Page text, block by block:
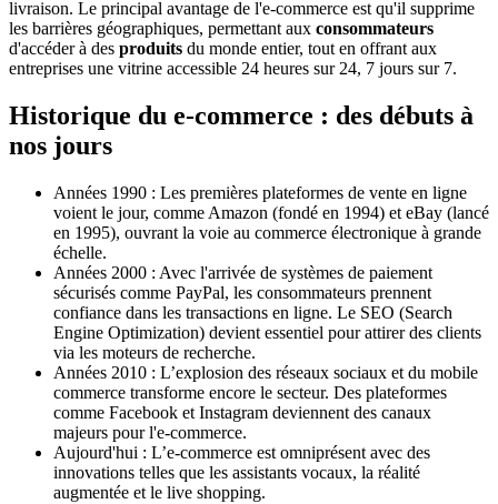
livraison. Le principal avantage de l'e-commerce est qu'il supprime
les barrières géographiques, permettant aux consommateurs
d'accéder à des produits du monde entier, tout en offrant aux
entreprises une vitrine accessible 24 heures sur 24, 7 jours sur 7.
Historique du e-commerce : des débuts à
nos jours
Années 1990 : Les premières plateformes de vente en ligne
voient le jour, comme Amazon (fondé en 1994) et eBay (lancé
en 1995), ouvrant la voie au commerce électronique à grande
échelle.
Années 2000 : Avec l'arrivée de systèmes de paiement
sécurisés comme PayPal, les consommateurs prennent
confiance dans les transactions en ligne. Le SEO (Search
Engine Optimization) devient essentiel pour attirer des clients
via les moteurs de recherche.
Années 2010 : L’explosion des réseaux sociaux et du mobile
commerce transforme encore le secteur. Des plateformes
comme Facebook et Instagram deviennent des canaux
majeurs pour l'e-commerce.
Aujourd'hui : L’e-commerce est omniprésent avec des
innovations telles que les assistants vocaux, la réalité
augmentée et le live shopping.